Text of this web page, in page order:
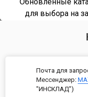
для выбора на
Почта для
Мессенджер:
"ИНСКЛАД")